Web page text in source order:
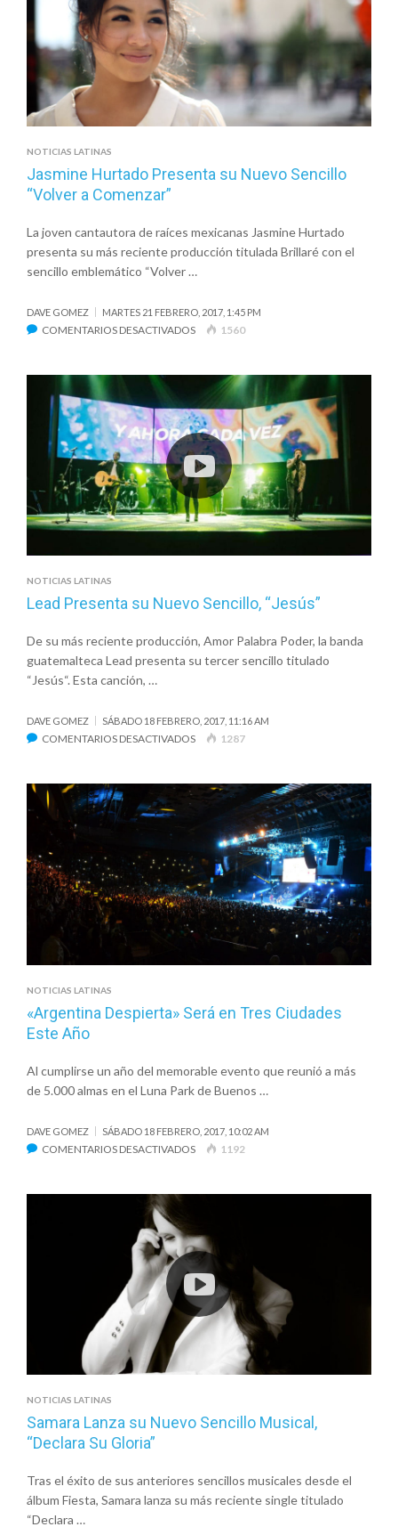
NOTICIAS LATINAS
Jasmine Hurtado Presenta su Nuevo Sencillo
“Volver a Comenzar”
La joven cantautora de raíces mexicanas Jasmine Hurtado
presenta su más reciente producción titulada Brillaré con el
sencillo emblemático “Volver …
DAVE GOMEZ MARTES 21 FEBRERO, 2017, 1:45 PM
COMENTARIOS DESACTIVADOSEN
PRESENTA
SU
NUEVO
SENCILLO
“VOLVER
A
COMENZAR”
1560
NOTICIAS LATINAS
Lead Presenta su Nuevo Sencillo, “Jesús”
De su más reciente producción, Amor Palabra Poder, la banda
guatemalteca Lead presenta su tercer sencillo titulado
“Jesús“. Esta canción, …
DAVE GOMEZ SÁBADO 18 FEBRERO, 2017, 11:16 AM
COMENTARIOS DESACTIVADOSEN
SENCILLO,
“JESÚS”
1287
NOTICIAS LATINAS
«Argentina Despierta» Será en Tres Ciudades
Este Año
Al cumplirse un año del memorable evento que reunió a más
de 5.000 almas en el Luna Park de Buenos …
DAVE GOMEZ SÁBADO 18 FEBRERO, 2017, 10:02 AM
COMENTARIOS DESACTIVADOSEN
TRES
ESTE
AÑO
1192
NOTICIAS LATINAS
Samara Lanza su Nuevo Sencillo Musical,
“Declara Su Gloria”
Tras el éxito de sus anteriores sencillos musicales desde el
álbum Fiesta, Samara lanza su más reciente single titulado
“Declara …